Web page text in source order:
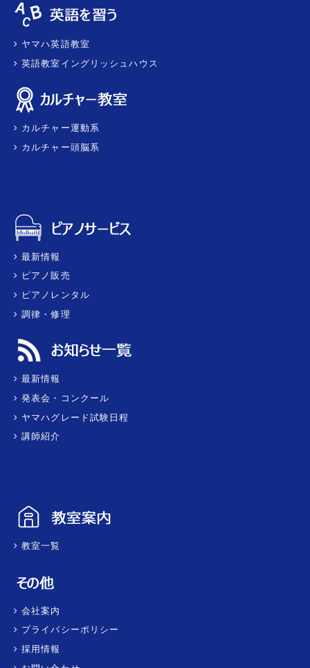
ヤマハ英語教室
英語教室イングリッシュハウス
カルチャー運動系
カルチャー頭脳系
最新情報
ピアノ販売
ピアノレンタル
調律・修理
最新情報
発表会・コンクール
ヤマハグレード試験日程
講師紹介
教室一覧
会社案内
プライバシーポリシー
採用情報